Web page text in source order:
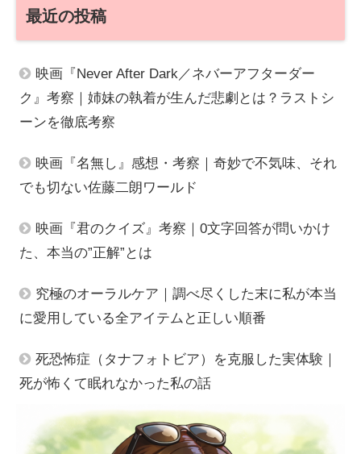
最近の投稿
映画『Never After Dark／ネバーアフターダー
ク』考察｜姉妹の執着が生んだ悲劇とは？ラストシ
ーンを徹底考察
映画『名無し』感想・考察｜奇妙で不気味、それ
でも切ない佐藤二朗ワールド
映画『君のクイズ』考察｜0文字回答が問いかけ
た、本当の”正解”とは
究極のオーラルケア｜調べ尽くした末に私が本当
に愛用している全アイテムと正しい順番
死恐怖症（タナフォトビア）を克服した実体験｜
死が怖くて眠れなかった私の話